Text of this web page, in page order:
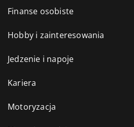
Finanse osobiste
Hobby i zainteresowania
Jedzenie i napoje
Kariera
Motoryzacja